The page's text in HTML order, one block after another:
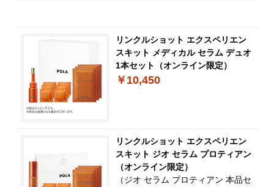
リンクルショット エクスペリエン
スキット メディカル セラム デュオ
1本セット（オンライン限定）
￥10,450
リンクルショット エクスペリエン
スキット ジオ セラム プロティアン
（オンライン限定）
（ジオ セラム プロティアン 本品セ